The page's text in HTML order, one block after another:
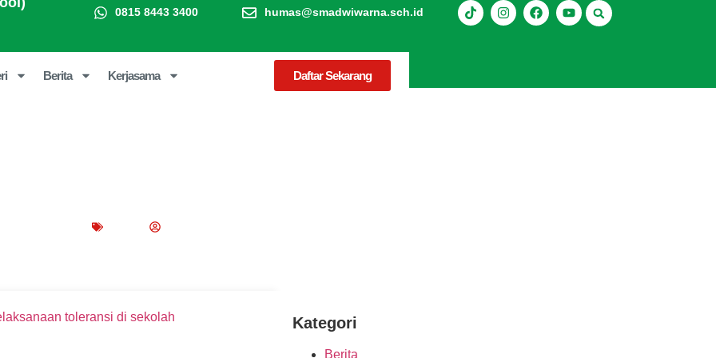
0815 8443 3400 humas@smadwiwarna.sch.id
Berita Kerjasama Daftar Sekarang
Kategori
Berita